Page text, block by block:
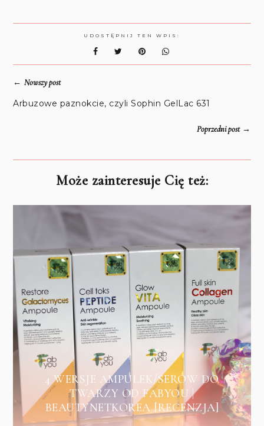
UDOSTĘPNIJ TEN WPIS:
←Nowszy post
Arbuzowe paznokcie, czyli Sophin GelLac 631
Poprzedni post→
Może zainteresuje Cię też:
4 WERSJE AMPUŁEK/SERÓW DO
TWARZY OD FABYOU |
BEAUTYNETKOREA [RECENZJA]